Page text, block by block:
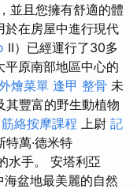
並且您擁有舒適的體
於在房屋中進行現代
II）已經運行了30多
平原南部地區中心的
燴菜單 逢甲 整骨 未
豐富的野生動植物
筋絡按摩課程 上尉 記
特萬·德米特
水手。 安塔利亞
海盆地最美麗的自然